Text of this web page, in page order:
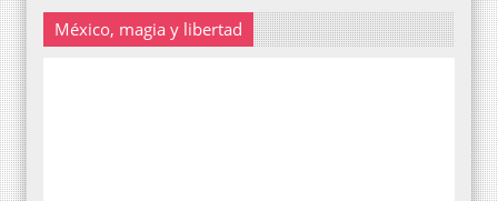
México, magia y libertad